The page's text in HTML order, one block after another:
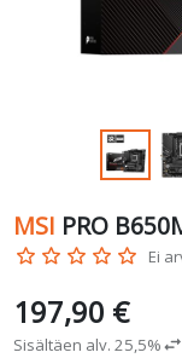
MSI PRO
star_border star_border star_border star_border star_border Ei
197,90 €
Sisältäen alv. 25,5%swap_horiz